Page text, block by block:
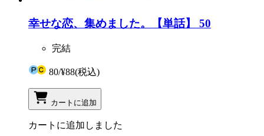
幸せな恋、集めました。【単話】 50
完結
80/¥88(税込)
カートに追加
カートに追加しました